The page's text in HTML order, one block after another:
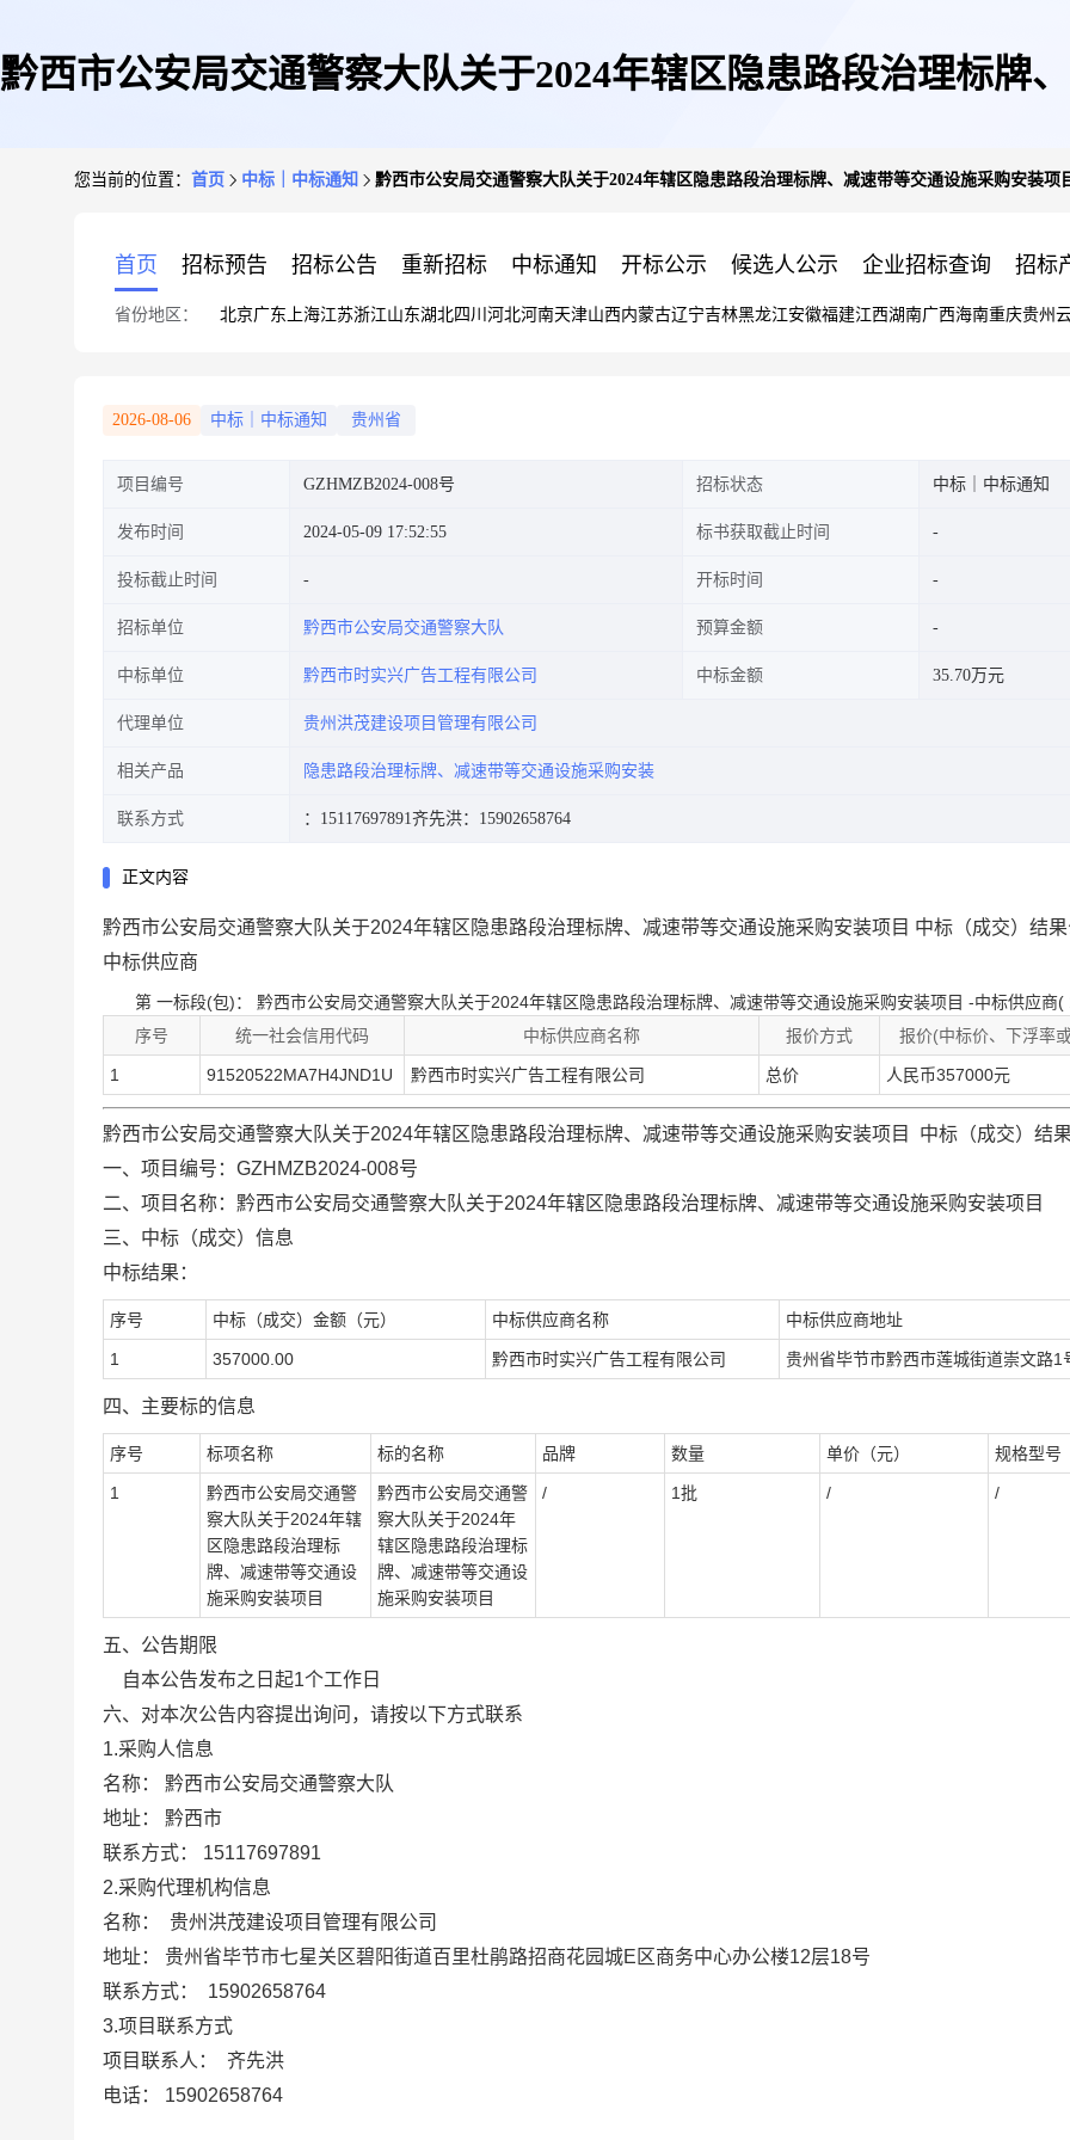
黔西市公安局交通警察大队关于2024年辖区隐患路段治理标牌
您当前的位置： 首页 中标｜中标通知 黔西市公安局交通警察大队关于2024年辖区隐患路段治理标牌、减速带等交通设施采购安装项
首页 招标预告 招标公告 重新招标 中标通知 开标公示 候选人公示 企业招标查询 招标
省份地区： 北京广东 上海江苏浙江山东湖北四川 河北河南天津山西内蒙古辽宁吉林黑龙江安徽福建江西湖南广西海南重庆贵州
2026-08-06 中标｜中标通知 贵州省
项目编号 GZHMZB2024-008号 招标状态 中标｜中标通知
发布时间 2024-05-09 17:52:55 标书获取截止时间
投标截止时间 开标时间
招标单位 黔西市公安局交通警察大队 预算金额
中标单位 黔西市时实兴广告工程有限公司 中标金额 35.70万元
代理单位 贵州洪茂建设项目管理有限公司
相关产品 隐患路段治理标牌、减速带等交通设施采购安装
联系方式 ：15117697891齐先洪：15902658764
正文内容
黔西市公安局交通警察大队关于2024年辖区隐患路段治理标牌、减速带等交通设施采购安装项目 中标（成交）结
中标供应商
第 一标段(包)： 黔西市公安局交通警察大队关于2024年辖区隐患路段治理标牌、减速带等交通设施采购安装项目 -中标供应商(
序号
统一社会信用代码 中标供应商名称 报价方式 报价(中标价、下浮率
1 91520522MA7H4JND1U 黔西市时实兴广告工程有限公司 总价 人民币357000元
黔西市公安局交通警察大队关于2024年辖区隐患路段治理标牌、减速带等交通设施采购安装项目 中标（成交）结
一、项目编号： GZHMZB2024-008号
二、项目名称： 黔西市公安局交通警察大队关于2024年辖区隐患路段治理标牌、减速带等交通设施采购安装项目
三、中标（成交）信息
中标结果：
序号 中标（成交）金额（元） 中标供应商名称 中标供应商地址
1 357000.00 黔西市时实兴广告工程有限公司 贵州省毕节市黔西市莲城街道崇文路1
四、主要标的信息
序号 标项名称 标的名称 品牌 数量 单价（元） 规格型号
1
黔西市公安局交通警
察大队关于2024年辖
区隐患路段治理标
牌、减速带等交通设
施采购安装项目
黔西市公安局交通警
察大队关于2024年
辖区隐患路段治理标
牌、减速带等交通设
施采购安装项目
/ 1批 / /
五、公告期限
自本公告发布之日起1个工作日
六、对本次公告内容提出询问，请按以下方式联系
1.采购人信息
名称：
黔西市公安局交通警察大队
地址：
黔西市
联系方式：
15117697891
2.采购代理机构信息
名称：
贵州洪茂建设项目管理有限公司
地址： 贵州省毕节市七星关区碧阳街道百里杜鹃路招商花园城E 区商务中心办公楼12层18号
联系方式：
15902658764
3.项目联系方式
项目联系人：
齐先洪
电话： 15902658764